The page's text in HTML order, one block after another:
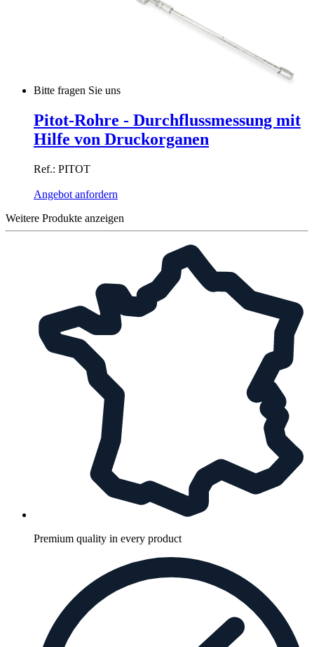
Bitte fragen Sie uns
Pitot-Rohre - Durchflussmessung mit
Hilfe von Druckorganen
Ref.: PITOT
Angebot anfordern
Weitere Produkte anzeigen
Premium quality in every product